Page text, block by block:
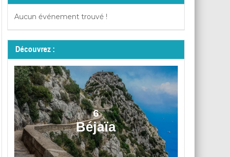
Aucun événement trouvé !
Découvrez :
6
Béjaïa